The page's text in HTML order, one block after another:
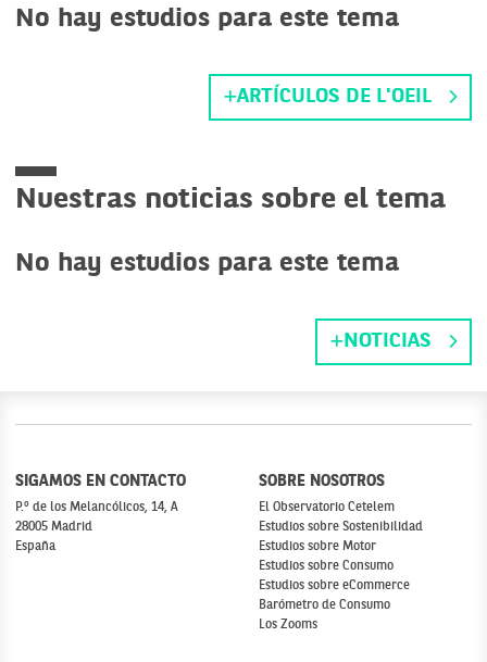
No hay estudios para este tema
ARTÍCULOS DE L'OEIL
Nuestras noticias sobre el tema
No hay estudios para este tema
NOTICIAS
SIGAMOS EN CONTACTO
P.º de los Melancólicos, 14, A
28005 Madrid
España
SOBRE NOSOTROS
El Observatorio Cetelem
Estudios sobre Sostenibilidad
Estudios sobre Motor
Estudios sobre Consumo
Estudios sobre eCommerce
Barómetro de Consumo
Los Zooms